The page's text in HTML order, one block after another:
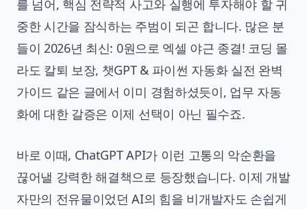
를 넘어, 핵심 전략적 사고와 실행에 투자해야 할 귀
중한 시간을 잠식하는 주범이 되곤 합니다. 많은 분
들이2026년 최신: 0원으로 엑셀 야근 종결! 코딩 몰
라도 칼퇴 보장, 챗GPT & 파이썬 자동화 실전 완벽
가이드 같은 글에서 이미 경험하셨듯이, 업무 자동
화에 대한 갈증은 이제 선택이 아닌 필수죠.
바로 이때, ChatGPT API가 이런 고통의 악순환을
끊어낼 강력한 해결책으로 등장했습니다. 이제 개발
자만의 전유물이었던 AI의 힘을 비개발자도 손쉽게